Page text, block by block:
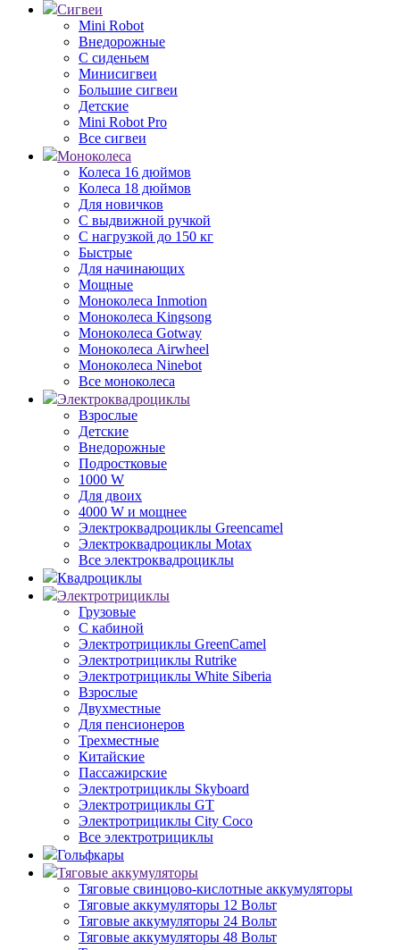
Сигвеи
Mini Robot
Внедорожные
С сиденьем
Минисигвеи
Большие сигвеи
Детские
Mini Robot Pro
Все сигвеи
Моноколеса
Колеса 16 дюймов
Колеса 18 дюймов
Для новичков
С выдвижной ручкой
С нагрузкой до 150 кг
Быстрые
Для начинающих
Мощные
Моноколеса Inmotion
Моноколеса Kingsong
Моноколеса Gotway
Моноколеса Airwheel
Моноколеса Ninebot
Все моноколеса
Электроквадроциклы
Взрослые
Детские
Внедорожные
Подростковые
1000 W
Для двоих
4000 W и мощнее
Электроквадроциклы Greencamel
Электроквадроциклы Motax
Все электроквадроциклы
Квадроциклы
Электротрициклы
Грузовые
С кабиной
Электротрициклы GreenCamel
Электротрициклы Rutrike
Электротрициклы White Siberia
Взрослые
Двухместные
Для пенсионеров
Трехместные
Китайские
Пассажирские
Электротрициклы Skyboard
Электротрициклы GT
Электротрициклы City Coco
Все электротрициклы
Гольфкары
Тяговые аккумуляторы
Тяговые свинцово-кислотные аккумуляторы
Тяговые аккумуляторы 12 Вольт
Тяговые аккумуляторы 24 Вольт
Тяговые аккумуляторы 48 Вольт